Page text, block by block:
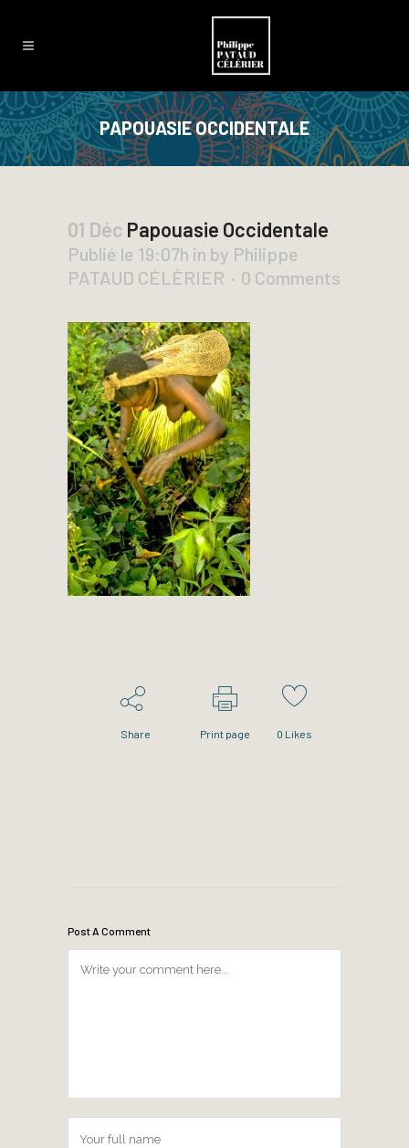
PAPOUASIE OCCIDENTALE
01 Déc Papouasie Occidentale
Publié le 19:07h in by Philippe
PATAUD CÉLÉRIER
0 Comments
Share Print page 0 Likes
Post A Comment